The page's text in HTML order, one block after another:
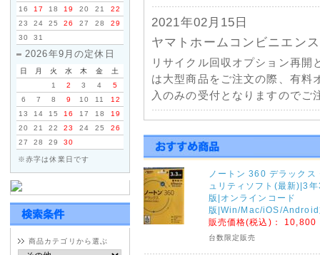
16
17 18 19 20 21
22
23
24 25 26 27 28
29
30
31
2026年9月の定休日
日 月 火 水 木 金
土
1
2 3 4
5
6
7 8 9 10 11
12
13
14 15 16 17 18
19
20
21 22 23 24 25
26
27
28 29 30
※赤字は休業日です
商品カテゴリから選ぶ
2021年02月15日
ヤマトホームコンビニエン
リサイクル回収オプション再開
は大型商品をご注文の際、有料
入のみの受付となりますのでご
佐川急便一部地域配送停止
天候不良による配送の遅延につ
部地域で発送遅延・停止が発生
くださいませ。
2020年09月04日
ノートン 360 デラックス
ュリティソフト(最新)|3
版|オンラインコード
版|Win/Mac/iOS/Android
販売価格(税込)： 10,800
台数限定販売